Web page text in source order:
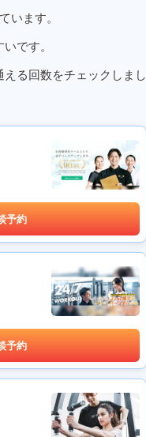
います。
です。
る回数をチェックしまし
予約
予約